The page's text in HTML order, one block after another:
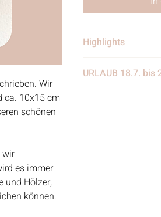
Wir
ca. 10x15 cm
schönen
wir
es immer
und Hölzer,
können.
Highlights
• Verschickt von
URLAUB 18.7. bis